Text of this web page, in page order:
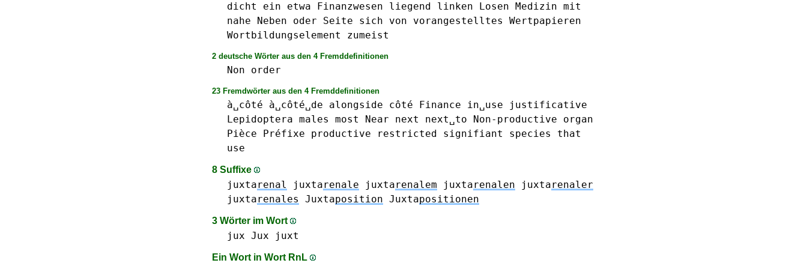
dicht
ein etwa Finanzwesen liegend linken Losen Medizin mit
nahe
Neben oder Seite sich von vorangestelltes
Wertpapieren
Wortbildungselement
zumeist
2 deutsche Wörter aus den 4 Fremddefinitionen
Non order
23 Fremdwörter aus den 4 Fremddefinitionen
à␣côté à␣côté␣de alongside côté Finance in␣use
justificative
Lepidoptera males most Near next next␣to Non-productive
organ
Pièce
Préfixe productive restricted signifiant species
that
use
8 Suffixe
juxtarenal juxtarenale juxtarenalem juxtarenalen juxtarenaler
juxtarenales Juxtaposition Juxtapositionen
3 Wörter im Wort
jux Jux juxt
Ein Wort in Wort RnL